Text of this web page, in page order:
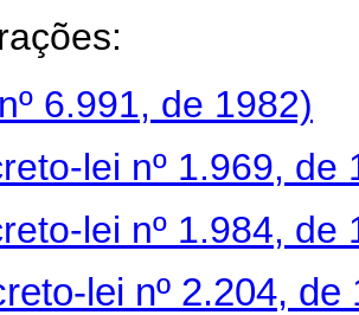
6.991, de 1982)
lei nº 1.969, de
lei nº 1.984, de
lei nº 2.204, de